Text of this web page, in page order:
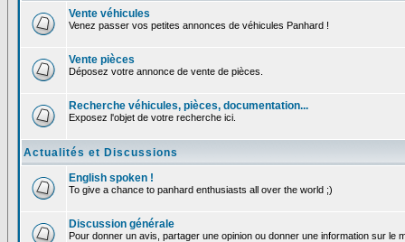
Vente véhicules
Venez passer vos petites annonces de véhicules Panhard !
Vente pièces
Déposez votre annonce de vente de pièces.
Recherche véhicules, pièces, documentation...
Exposez l'objet de votre recherche ici.
Actualités et Discussions
English spoken !
To give a chance to panhard enthusiasts all over the world ;)
Discussion générale
Pour donner un avis, partager une opinion ou donner une information sur le